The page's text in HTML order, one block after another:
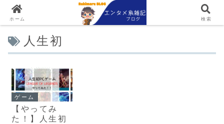
人生初
ゲーム
【やってみ
た！】人生初
ホーム 検索